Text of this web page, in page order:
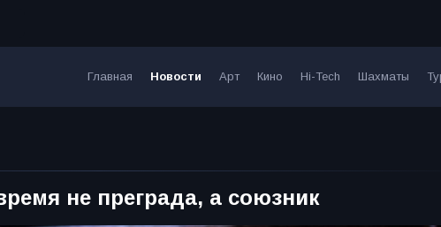
Главная Новости Арт Кино Hi-Tech Шахматы
не преграда, а союзник